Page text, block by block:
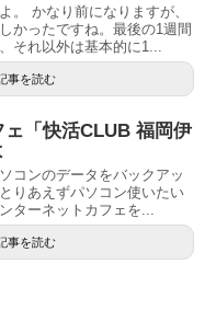
。 かなり前になりますが、
かったですね。最後の1週間
それ以外は基本的に1...
事を読む
「快活CLUB 福岡伊
コンのデータをバックアッ
りあえずパソコン使いたい
ターネットカフェを...
事を読む